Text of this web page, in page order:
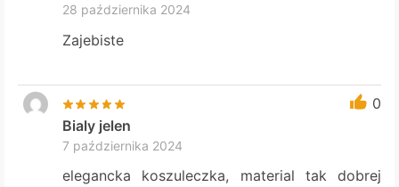
28 października 2024
Zajebiste
0
Bialy jelen
7 października 2024
elegancka koszuleczka, material tak dobrej